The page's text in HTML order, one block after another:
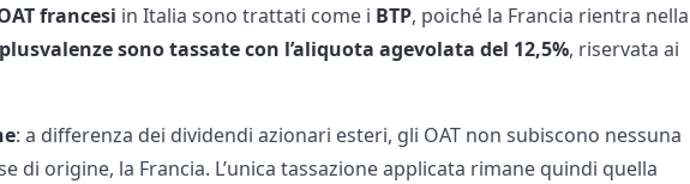
francesi in Italia sono trattati come i BTP, poiché la Francia rientra nella
sono tassate con l’aliquota agevolata del 12,5%, riservata ai
: a differenza dei dividendi azionari esteri, gli OAT non subiscono nessuna
di origine, la Francia. L’unica tassazione applicata rimane quindi quella